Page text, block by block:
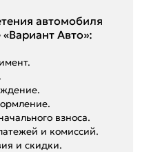
автомобиля
Авто»:
взноса.
и комиссий.
и скидки.